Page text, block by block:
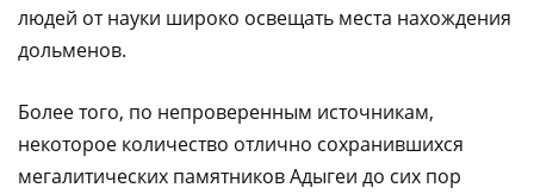
людей от науки широко освещать места нахождения
дольменов.
Более того, по непроверенным источникам,
некоторое количество отлично сохранившихся
мегалитических памятников Адыгеи до сих пор